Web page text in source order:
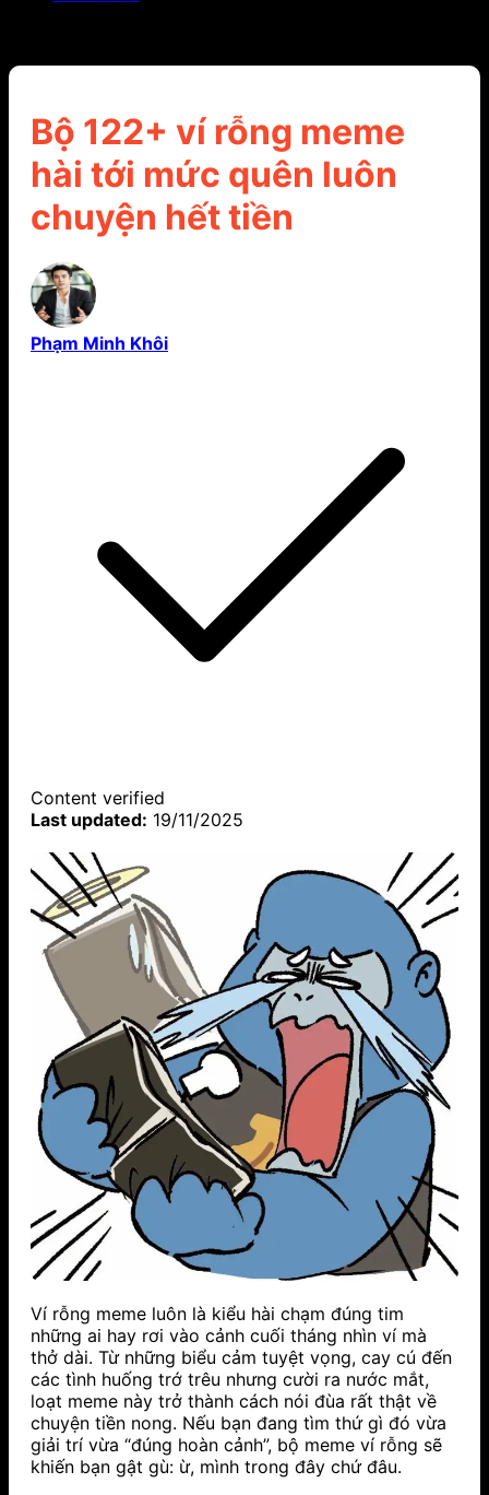
Bộ 122+ ví rỗng meme
hài tới mức quên luôn
chuyện hết tiền
Phạm Minh Khôi
Content verified
Last updated: 19/11/2025
Ví rỗng meme luôn là kiểu hài chạm đúng tim
những ai hay rơi vào cảnh cuối tháng nhìn ví mà
thở dài. Từ những biểu cảm tuyệt vọng, cay cú đến
các tình huống trớ trêu nhưng cười ra nước mắt,
loạt meme này trở thành cách nói đùa rất thật về
chuyện tiền nong. Nếu bạn đang tìm thứ gì đó vừa
giải trí vừa “đúng hoàn cảnh”, bộ meme ví rỗng sẽ
khiến bạn gật gù: ừ, mình trong đây chứ đâu.